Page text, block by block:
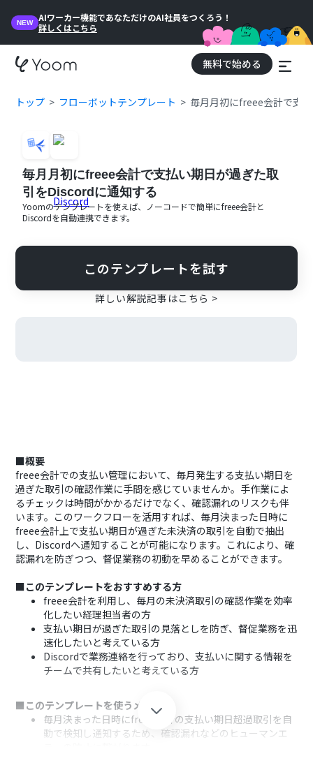
NEW
AIワーカー機能であなただけのAI社員をつくろう！
詳しくはこちら
無料で始める
トップ フローボットテンプレート 毎月月初にfreee会計で支
毎月月初にfreee会計で支払い期日が過ぎた取
引をDiscordに通知する
Yoomのテンプレートを使えば、ノーコードで簡単にfreee会計と
Discordを自動連携できます。
このテンプレートを試す
詳しい解説記事はこちら >
■概要
freee会計での支払い管理において、毎月発生する支払い期日を
過ぎた取引の確認作業に手間を感じていませんか。手作業によ
るチェックは時間がかかるだけでなく、確認漏れのリスクも伴
います。このワークフローを活用すれば、毎月決まった日時に
freee会計上で支払い期日が過ぎた未決済の取引を自動で抽出
し、Discordへ通知することが可能になります。これにより、確
認漏れを防ぎつつ、督促業務の初動を早めることができます。
■このテンプレートをおすすめする方
freee会計を利用し、毎月の未決済取引の確認作業を効率
化したい経理担当者の方
支払い期日が過ぎた取引の見落としを防ぎ、督促業務を迅
速化したいと考えている方
Discordで業務連絡を行っており、支払いに関する情報を
チームで共有したいと考えている方
■このテンプレートを使うメリット
毎月決まった日時にfreee会計の支払い期日超過取引を自
動で検知し通知するため、確認漏れなどのヒューマンエ